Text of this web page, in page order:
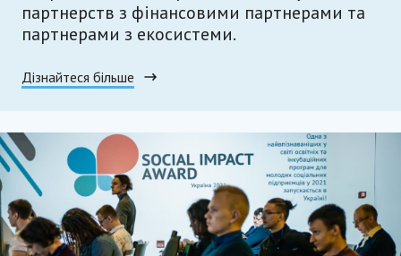
партнерств з фінансовими партнерами та
партнерами з екосистеми.
Дізнайтеся більше